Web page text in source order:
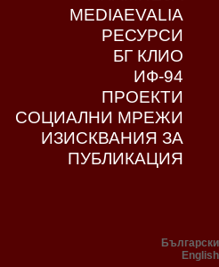
MEDIAEVALIA
РЕСУРСИ
БГ КЛИО
ИФ-94
ПРОЕКТИ
СОЦИАЛНИ МРЕЖИ
ИЗИСКВАНИЯ ЗА
ПУБЛИКАЦИЯ
Български
English